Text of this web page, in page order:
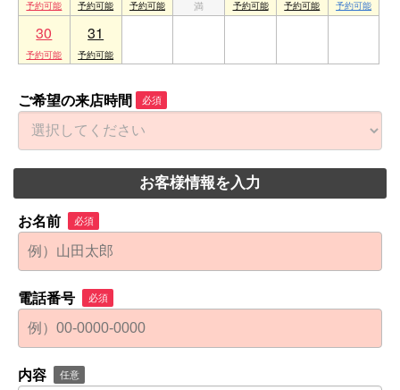
30 31
ご希望の来店時間 必須
お客様情報を入力
お名前 必須
電話番号 必須
内容 任意